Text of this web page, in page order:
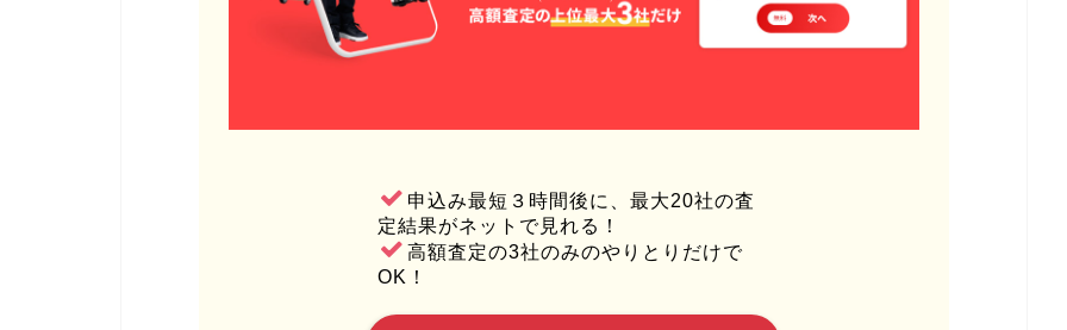
申込み最短３時間後に、最大20社の査
定結果がネットで見れる！
高額査定の3社のみのやりとりだけで
OK！